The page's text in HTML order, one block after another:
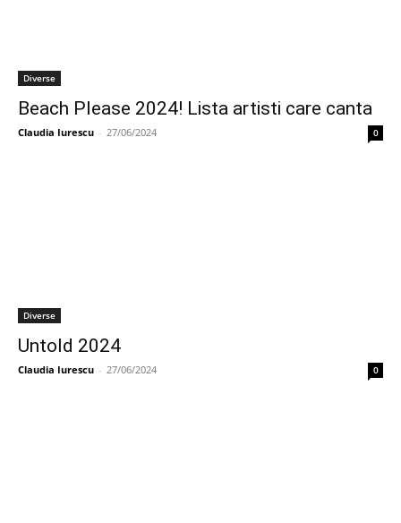
Diverse
Beach Please 2024! Lista artisti care canta
Claudia Iurescu - 27/06/2024 0
Diverse
Untold 2024
Claudia Iurescu - 27/06/2024 0